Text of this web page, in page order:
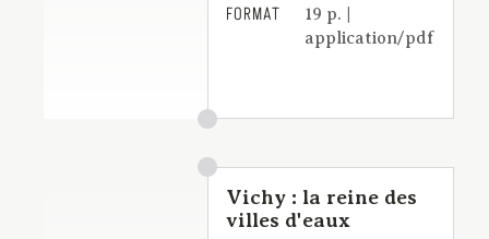
FORMAT
19 p. |
application/pdf
Vichy : la reine des
villes d'eaux